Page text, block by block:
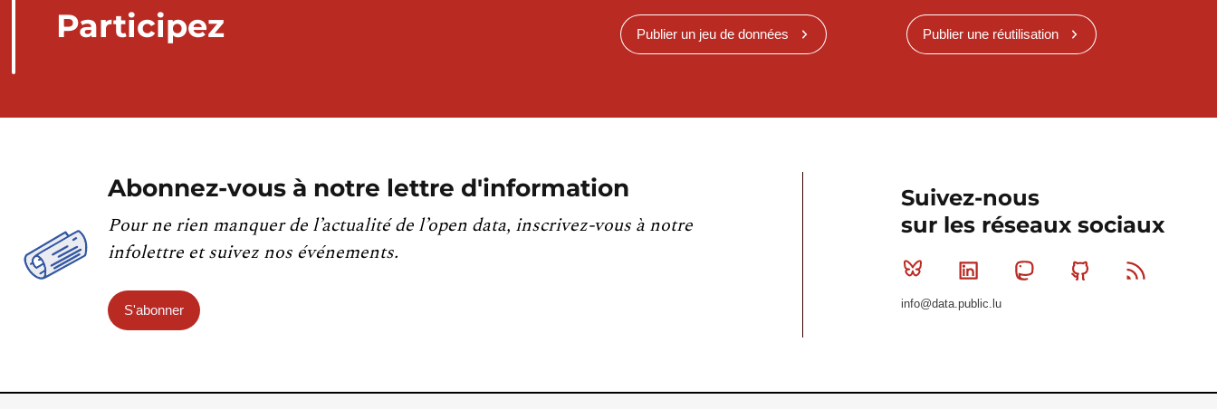
Participez Publier un jeu de données Publier une réutilisation
Abonnez-vous à notre lettre d'information
Pour ne rien manquer de l’actualité de l’open data, inscrivez-vous à notre
infolettre et suivez nos événements.
S'abonner
Suivez-nous
sur les réseaux sociaux
Bluesky Linkedin MastodonGithub
info@data.public.lu